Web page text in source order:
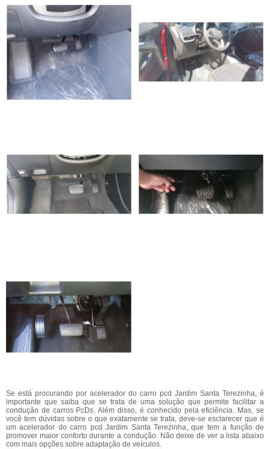
Se está procurando por acelerador do carro pcd Jardim Santa Terezinha, é
importante que saiba que se trata de uma solução que permite facilitar a
condução de carros PcDs. Além disso, é conhecido pela eficiência. Mas, se
você tem dúvidas sobre o que exatamente se trata, deve-se esclarecer que é
um acelerador do carro pcd Jardim Santa Terezinha, que tem a função de
promover maior conforto durante a condução. Não deixe de ver a lista abaixo
com mais opções sobre adaptação de veículos.